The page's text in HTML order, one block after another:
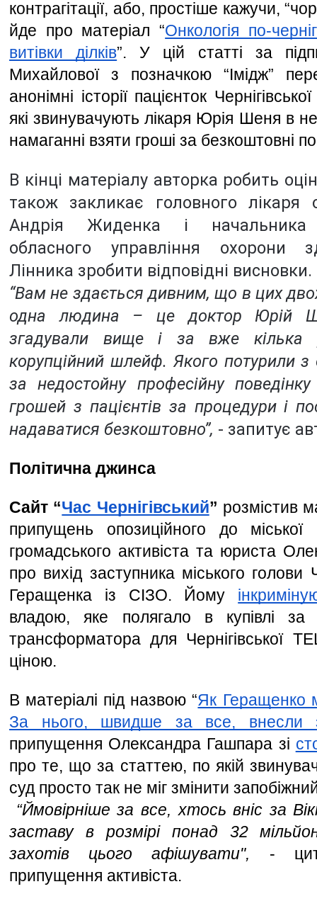
контрагітації, або, простіше кажучи,
йде про матеріал “Онкологія по-
витівки ділків”. У цій статті за
Михайлової з позначкою “Імідж”
анонімні історії пацієнток
які звинувачують лікаря Юрія Шеня в
намаганні взяти гроші за безкоштовні
В кінці матеріалу авторка робить
також закликає головного лікаря
Андрія Жиденка і начальника
обласного управління охорони
Лінника зробити відповідні висновки.
“Вам не здається дивним, що в цих двох
одна людина – це доктор Юрій
згадували вище і за вже кілька
корупційний шлейф. Якого потурили з
за недостойну професійну
грошей з пацієнтів за процедури і
надаватися безкоштовно”, - запитує
Політична джинса
Сайт “Час Чернігівський” розмістив
припущень опозиційного до міської
громадського активіста та юриста
про вихід заступника міського голови
Геращенка із СІЗО. Йому
владою, яке полягало в купівлі за
трансформатора для Чернігівської
ціною.
В матеріалі під назвою “Як Геращенко
За нього, швидше за все, внесли
припущення Олександра Гашпара зі
про те, що за статтею, по якій
суд просто так не міг змінити
“Ймовірніше за все, хтось вніс за
заставу в розмірі понад 32
захотів цього афішувати", -
припущення активіста.